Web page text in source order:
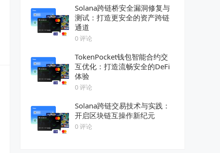
Solana跨链桥安全漏洞修复与
测试：打造更安全的资产跨链
通道
0 评论
TokenPocket钱包智能合约交
互优化：打造流畅安全的DeFi
体验
0 评论
Solana跨链交易技术与实践：
开启区块链互操作新纪元
0 评论